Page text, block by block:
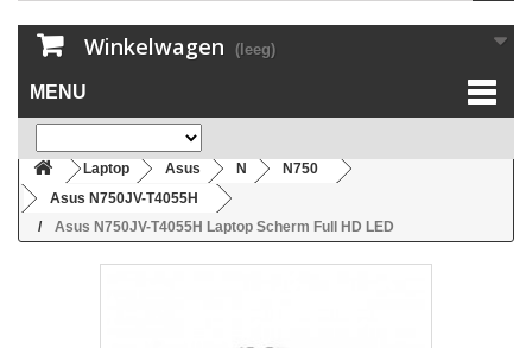
Winkelwagen (leeg)
MENU
Laptop Asus N
N750
Asus N750JV-T4055H
Asus N750JV-T4055H Laptop Scherm Full HD LED